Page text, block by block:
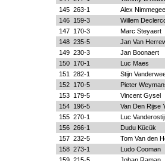
145 263-1
Alex
146
159-3
Willem
147
170-3
Marc Steyaert
148 235-5
Jan Van
149 230-3
Jan Boonaert
150
170-1
Luc Maes
151
282-1
Stijn
152
170-5
Pieter
153
179-5
Vincent Gysel
154
196-5
Van Den Rijse
155 270-1
Luc
156 266-1
Dudu Kücük
157 232-5
Tom Van den
158 273-1
Ludo Cooman